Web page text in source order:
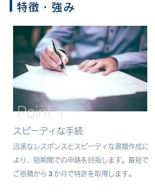
特徴・強み
スピーディな手続
Point 1
迅速なレスポンスとスピーディな書類作成に
より、短期間での申請を目指します。最短で
ご依頼から３か月で特許を取得します。